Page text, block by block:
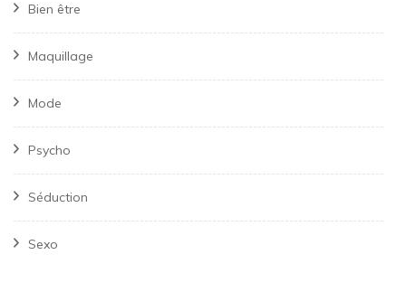
Bien être
Maquillage
Mode
Psycho
Séduction
Sexo